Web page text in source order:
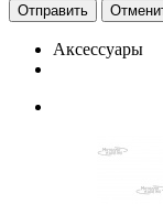
Аксессуары